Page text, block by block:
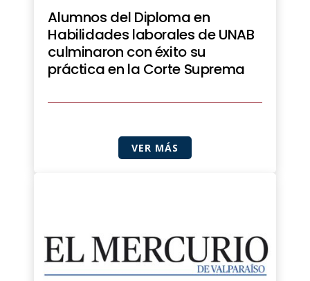
Alumnos del Diploma en
Habilidades laborales de UNAB
culminaron con éxito su
práctica en la Corte Suprema
VER MÁS